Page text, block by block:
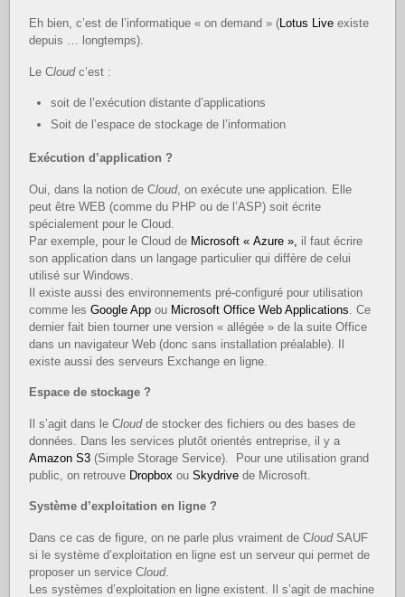
Eh bien, c’est de l’informatique « on demand » (Lotus Live existe
depuis … longtemps).
Le Cloudc’est :
soit de l’exécution distante d’applications
Soit de l’espace de stockage de l’information
Exécution d’application ?
Oui, dans la notion de Cloud, on exécute une application. Elle
peut être WEB (comme du PHP ou de l’ASP) soit écrite
spécialement pour le Cloud.
Par exemple, pour le Cloud de Microsoft « Azure », il faut écrire
son application dans un langage particulier qui diffère de celui
utilisé sur Windows.
Il existe aussi des environnements pré-configuré pour utilisation
comme lesGoogle App ou Microsoft Office Web Applications . Ce
dernier fait bien tourner une version « allégée » de la suite Office
dans un navigateur Web (donc sans installation préalable). Il
existe aussi des serveurs Exchange en ligne.
Espace de stockage ?
Il s’agit dans le Cloudde stocker des fichiers ou des bases de
données. Dans les services plutôt orientés entreprise, il y a
Amazon S3 (Simple Storage Service). Pour une utilisation grand
public, on retrouve Dropbox ouSkydrive de Microsoft.
Système d’exploitation en ligne ?
Dans ce cas de figure, on ne parle plus vraiment de CloudSAUF
si le système d’exploitation en ligne est un serveur qui permet de
proposer un service Cloud.
Les systèmes d’exploitation en ligne existent. Il s’agit de machine